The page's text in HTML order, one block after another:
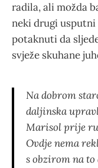
radila, ali možda
neki drugi usputni
potaknuti da
svježe skuhane
Na dobrom
daljinska
Marisol prije
Ovdje nema
s obzirom na